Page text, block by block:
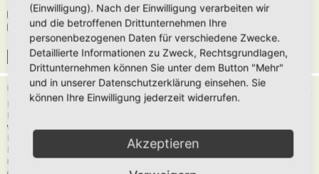
Angemeldet bleiben
Meinen Online-Status während dieser Sitzung verbergen
REGISTRIEREN
Du musst in diesem Forum registriert sein, um dich anmelden zu können. Die
weitere Funktionen zuzugreifen. Die Board-Administration kann registrierten
Benutzern auch zusätzliche Berechtigungen zuweisen. Beachte bitte unsere
Nutzungsbedingungen und die verwandten Regelungen, bevor du dich
registrierst. Bitte beachte auch die jeweiligen Forenregeln, wenn du dich in
(Einwilligung). Nach der Einwilligung verarbeiten wir
und die betroffenen Drittunternehmen Ihre
personenbezogenen Daten für verschiedene Zwecke.
Detaillierte Informationen zu Zweck, Rechtsgrundlagen,
Drittunternehmen können Sie unter dem Button "Mehr"
und in unserer Datenschutzerklärung einsehen. Sie
können Ihre Einwilligung jederzeit widerrufen.
Akzeptieren